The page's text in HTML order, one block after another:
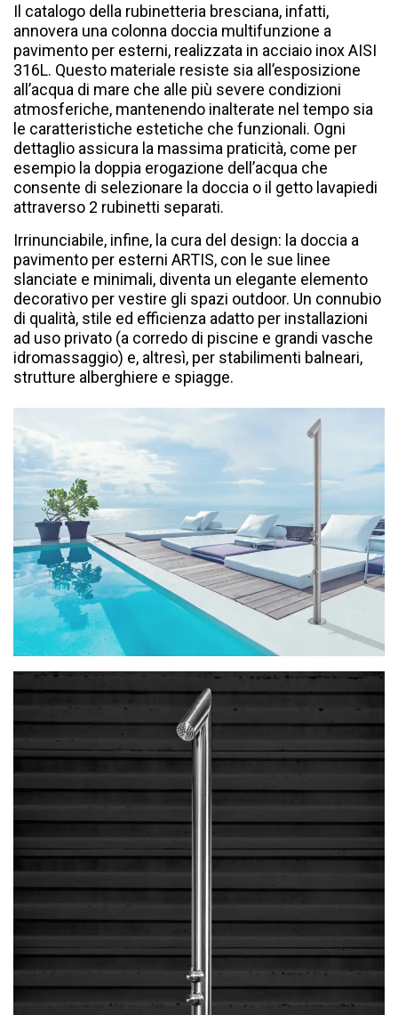
Il catalogo della rubinetteria bresciana, infatti,
annovera una colonna doccia multifunzione a
pavimento per esterni, realizzata in acciaio inox AISI
316L. Questo materiale resiste sia all’esposizione
all’acqua di mare che alle più severe condizioni
atmosferiche, mantenendo inalterate nel tempo sia
le caratteristiche estetiche che funzionali. Ogni
dettaglio assicura la massima praticità, come per
esempio la doppia erogazione dell’acqua che
consente di selezionare la doccia o il getto lavapiedi
attraverso 2 rubinetti separati.
Irrinunciabile, infine, la cura del design: la doccia a
pavimento per esterni ARTIS, con le sue linee
slanciate e minimali, diventa un elegante elemento
decorativo per vestire gli spazi outdoor. Un connubio
di qualità, stile ed efficienza adatto per installazioni
ad uso privato (a corredo di piscine e grandi vasche
idromassaggio) e, altresì, per stabilimenti balneari,
strutture alberghiere e spiagge.